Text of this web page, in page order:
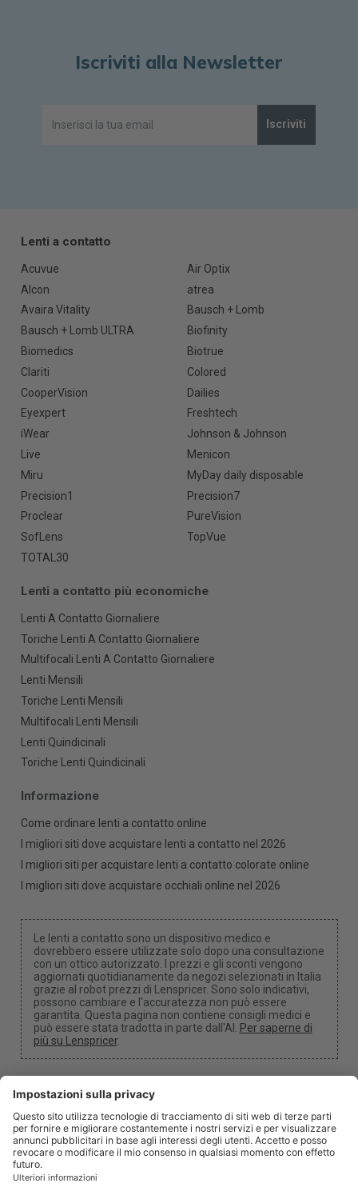
Iscriviti alla Newsletter
Iscriviti
Lenti a contatto
Acuvue
Air Optix
Alcon
atrea
Avaira Vitality
Bausch + Lomb
Bausch + Lomb ULTRA
Biofinity
Biomedics
Biotrue
Clariti
Colored
CooperVision
Dailies
Eyexpert
Freshtech
iWear
Johnson & Johnson
Live
Menicon
Miru
MyDay daily disposable
Precision1
Precision7
Proclear
PureVision
SofLens
TopVue
TOTAL30
Lenti a contatto più economiche
Lenti A Contatto Giornaliere
Toriche Lenti A Contatto Giornaliere
Multifocali Lenti A Contatto Giornaliere
Lenti Mensili
Toriche Lenti Mensili
Multifocali Lenti Mensili
Lenti Quindicinali
Toriche Lenti Quindicinali
Informazione
Come ordinare lenti a contatto online
I migliori siti dove acquistare lenti a contatto nel 2026
I migliori siti per acquistare lenti a contatto colorate online
I migliori siti dove acquistare occhiali online nel 2026
Le lenti a contatto sono un dispositivo medico e
dovrebbero essere utilizzate solo dopo una consultazione
con un ottico autorizzato. I prezzi e gli sconti vengono
aggiornati quotidianamente da negozi selezionati in Italia
grazie al robot prezzi di Lenspricer. Sono solo indicativi,
possono cambiare e l'accuratezza non può essere
garantita. Questa pagina non contiene consigli medici e
può essere stata tradotta in parte dall'AI. Per saperne di
più su Lenspricer.
Impostazioni dei cookie
Potremmo ricevere una commissione se utilizzi uno dei
nostri link per effettuare un acquisto.